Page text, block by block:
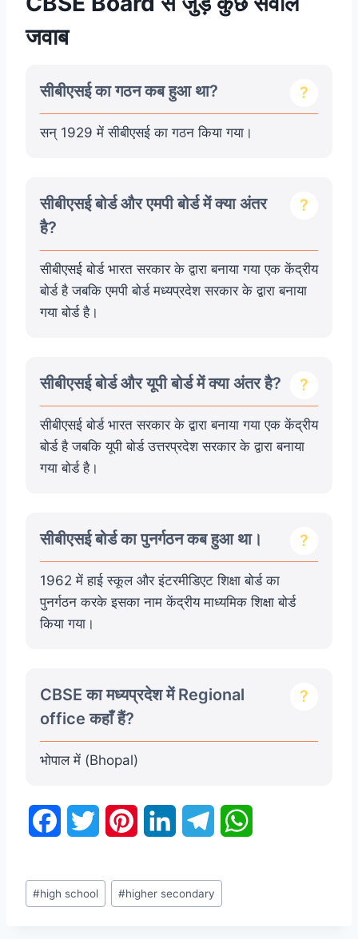
जवाब
सीबीएसई का गठन कब हुआ था?
सन् 1929 में सीबीएसई का गठन किया गया।
सीबीएसई बोर्ड और एमपी बोर्ड में क्या अंतर
है?
सीबीएसई बोर्ड भारत सरकार के द्वारा बनाया गया एक केंद्रीय
बोर्ड है जबकि एमपी बोर्ड मध्यप्रदेश सरकार के द्वारा बनाया
गया बोर्ड है।
सीबीएसई बोर्ड और यूपी बोर्ड में क्या अंतर है?
सीबीएसई बोर्ड भारत सरकार के द्वारा बनाया गया एक केंद्रीय
बोर्ड है जबकि यूपी बोर्ड उत्तरप्रदेश सरकार के द्वारा बनाया
गया बोर्ड है।
सीबीएसई बोर्ड का पुनर्गठन कब हुआ था।
1962 में हाई स्कूल और इंटरमीडिएट शिक्षा बोर्ड का
पुनर्गठन करके इसका नाम केंद्रीय माध्यमिक शिक्षा बोर्ड
किया गया।
CBSE का मध्यप्रदेश में Regional
office कहाँ हैं?
भोपाल में (Bhopal)
c
i
n
n
l
Post
Tags:
#high school #higher secondary